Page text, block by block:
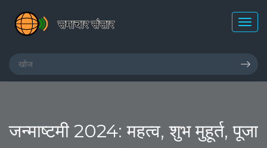
जन्माष्टमी 2024: महत्व, शुभ मुहूर्त, पूजा